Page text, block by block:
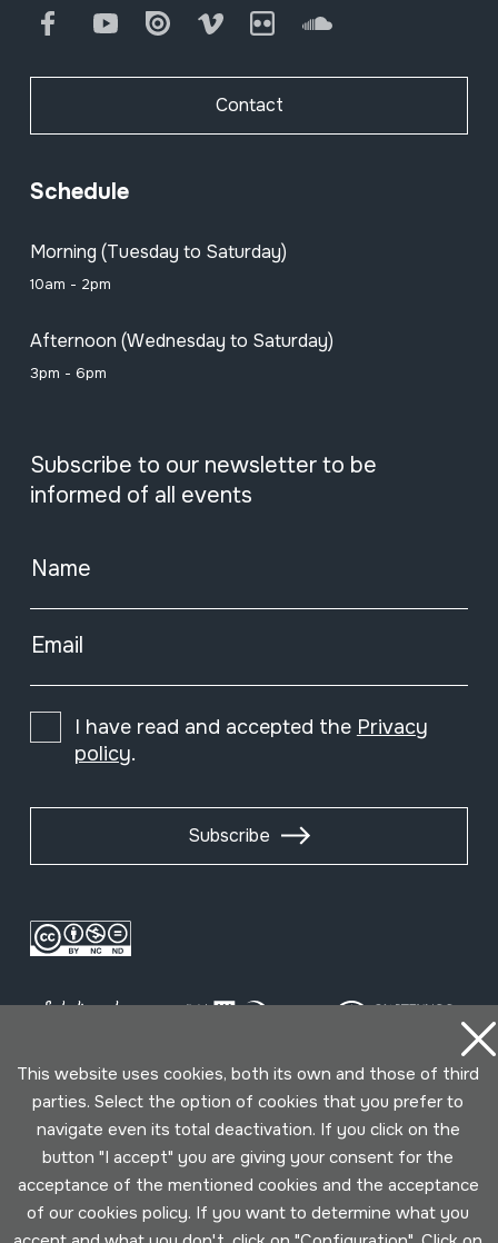
FacebookYoutube Issuu Vimeo Flickr SoundCloud
Contact
Schedule
Morning (Tuesday to Saturday)
10am - 2pm
Afternoon (Wednesday to Saturday)
3pm - 6pm
Subscribe to our newsletter to be
informed of all events
Name
Email
I have read and accepted the Privacy
policy.
Subscribe
Conditions for use Privacy policy Cookies policy
Developed by Lotura
This website uses cookies, both its own and those of third
parties. Select the option of cookies that you prefer to
navigate even its total deactivation. If you click on the
button "I accept" you are giving your consent for the
acceptance of the mentioned cookies and the acceptance
of our cookies policy. If you want to determine what you